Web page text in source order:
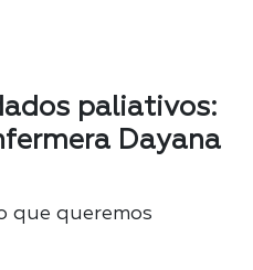
paliativos:
Dayana
que queremos